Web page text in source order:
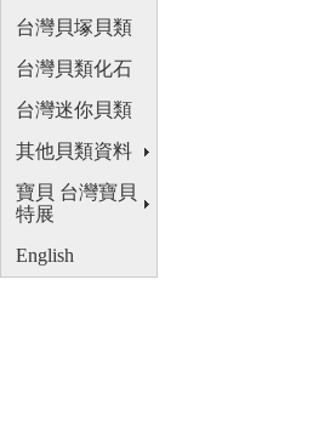
台灣貝塚貝類
台灣貝類化石
台灣迷你貝類
其他貝類資料
寶貝 台灣寶貝
特展
English